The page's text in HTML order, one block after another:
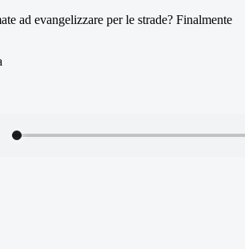
ad evangelizzare per le strade? Finalmente